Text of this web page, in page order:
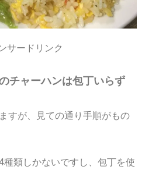
サードリンク
チャーハンは包丁いらず
すが、見ての通り手順がもの
類しかないですし、包丁を使